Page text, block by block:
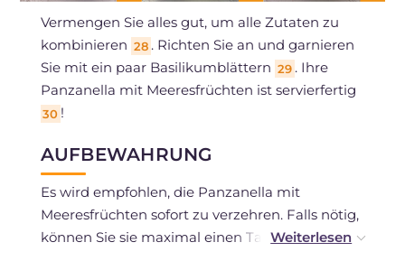
Vermengen Sie alles gut, um alle Zutaten zu
kombinieren 28 . Richten Sie an und garnieren
Sie mit ein paar Basilikumblättern 29 . Ihre
Panzanella mit Meeresfrüchten ist servierfertig
30 !
AUFBEWAHRUNG
Es wird empfohlen, die Panzanella mit
Meeresfrüchten sofort zu verzehren. Falls nötig,
können Sie sie maximal einen Tag im